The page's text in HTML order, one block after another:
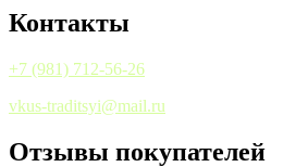
Контакты
+7 (981) 712-56-26
vkus-traditsyi@mail.ru
Отзывы покупателей